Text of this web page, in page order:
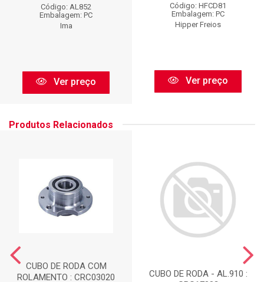
Código: AL852
Embalagem: PC
Ima
Ver preço
Código: HFCD81
Embalagem: PC
Hipper Freios
Ver preço
Produtos Relacionados
CUBO DE RODA COM
ROLAMENTO : CRC03020
CUBO DE RODA - AL.910 :